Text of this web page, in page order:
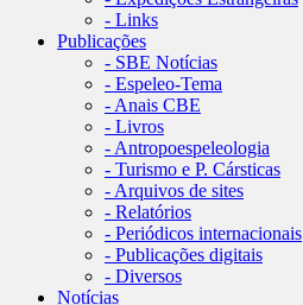
- Links
Publicações
- SBE Notícias
- Espeleo-Tema
- Anais CBE
- Livros
- Antropoespeleologia
- Turismo e P. Cársticas
- Arquivos de sites
- Relatórios
- Periódicos internacionais
- Publicações digitais
- Diversos
Notícias